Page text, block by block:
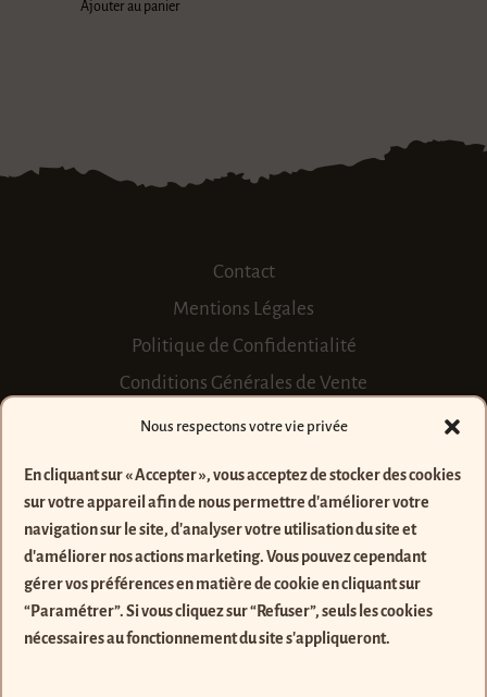
Nous respectons votre vie privée
En cliquant sur « Accepter », vous acceptez de stocker des cookies
sur votre appareil afin de nous permettre d'améliorer votre
navigation sur le site, d'analyser votre utilisation du site et
d'améliorer nos actions marketing.Vous pouvez cependant
gérer vos préférences en matière de cookie en cliquant sur
“Paramétrer”. Si vous cliquez sur “Refuser”, seuls les cookies
nécessaires au fonctionnement du site s'appliqueront.
Ajouter au panier
Contact
Mentions Légales
Politique de Confidentialité
Conditions Générales de Vente
Pierres
Personnalisation
Où trouver les créations ?
Prendre soin de ses bijoux